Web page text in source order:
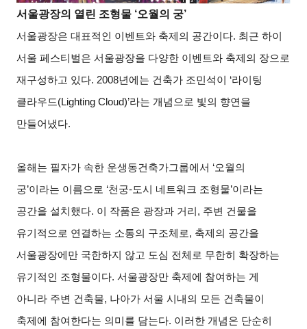
서울광장의 열린 조형물 ‘오월의 궁’
서울광장은 대표적인 이벤트와 축제의 공간이다. 최근 하이
서울 페스티벌은 서울광장을 다양한 이벤트와 축제의 장으로
재구성하고 있다. 2008년에는 건축가 조민석이 ‘라이팅
클라우드(Lighting Cloud)’라는 개념으로 빛의 향연을
만들어냈다.
올해는 필자가 속한 운생동건축가그룹에서 ‘오월의
궁’이라는 이름으로 ‘천궁-도시 네트워크 조형물’이라는
공간을 설치했다. 이 작품은 광장과 거리, 주변 건물을
유기적으로 연결하는 소통의 구조체로, 축제의 공간을
서울광장에만 국한하지 않고 도심 전체로 무한히 확장하는
유기적인 조형물이다. 서울광장만 축제에 참여하는 게
아니라 주변 건축물, 나아가 서울 시내의 모든 건축물이
축제에 참여한다는 의미를 담는다. 이러한 개념은 단순히